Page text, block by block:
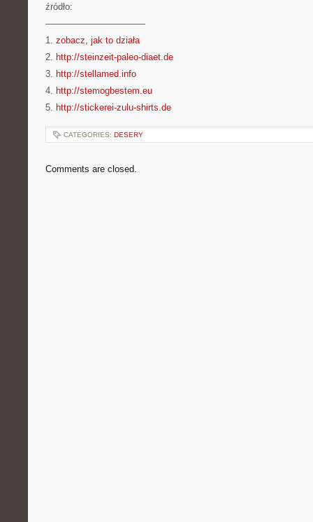
źródło:
———————————
1. zobacz, jak to działa
2. http://steinzeit-paleo-diaet.de
3. http://stellamed.info
4. http://stemogbestem.eu
5. http://stickerei-zulu-shirts.de
CATEGORIES: DESERY
Comments are closed.